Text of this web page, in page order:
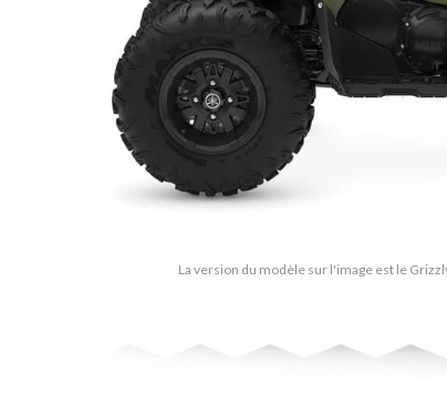
La version du modèle sur l'image est le